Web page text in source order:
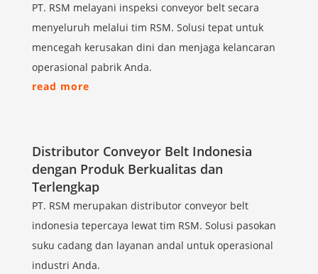
PT. RSM melayani inspeksi conveyor belt secara
menyeluruh melalui tim RSM. Solusi tepat untuk
mencegah kerusakan dini dan menjaga kelancaran
operasional pabrik Anda.
read more
Distributor Conveyor Belt Indonesia
dengan Produk Berkualitas dan
Terlengkap
PT. RSM merupakan distributor conveyor belt
indonesia tepercaya lewat tim RSM. Solusi pasokan
suku cadang dan layanan andal untuk operasional
industri Anda.